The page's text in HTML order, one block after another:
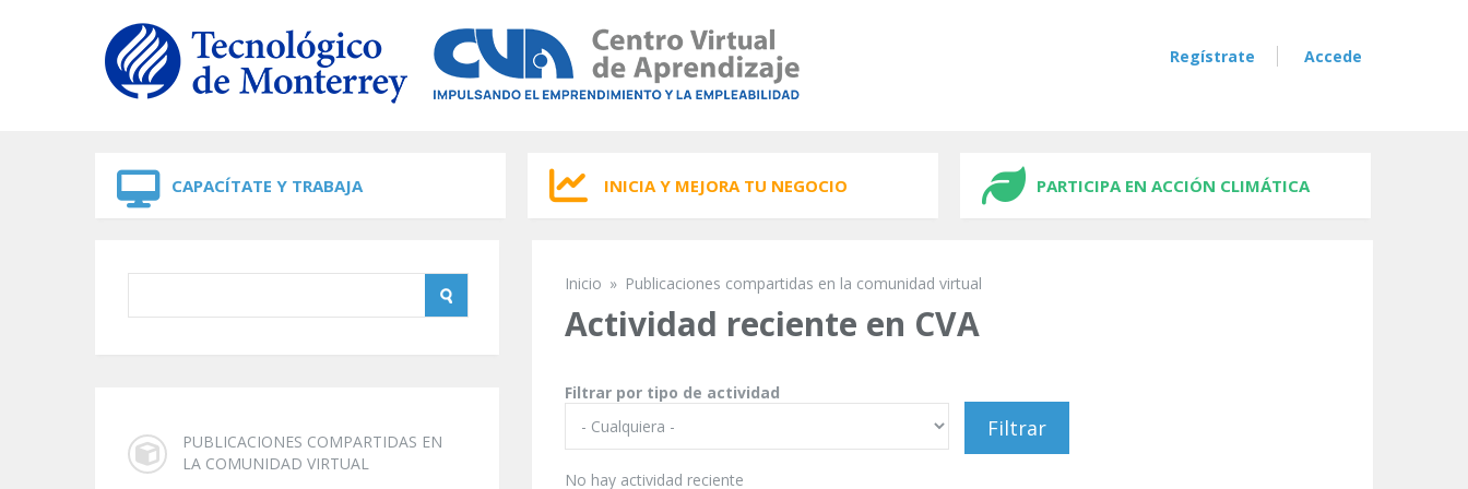
Regístrate Accede
CAPACÍTATE Y TRABAJA INICIA Y MEJORA TU NEGOCIO PARTICIPA EN ACCIÓN CLIMÁTICA
PUBLICACIONES COMPARTIDAS EN
LA COMUNIDAD VIRTUAL
Se encuentra usted aquí
Inicio » Publicaciones compartidas en la comunidad virtual
Actividad reciente en CVA
Filtrar por tipo de actividad
No hay actividad reciente